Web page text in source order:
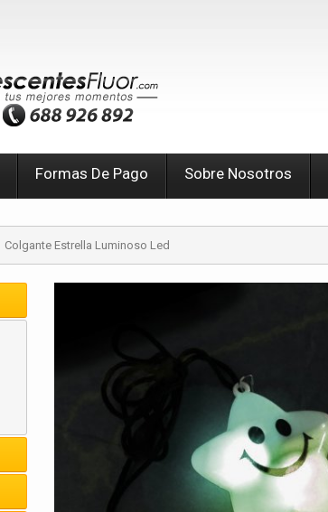
Formas De Pago Sobre Nosotros
Colgante Estrella Luminoso Led